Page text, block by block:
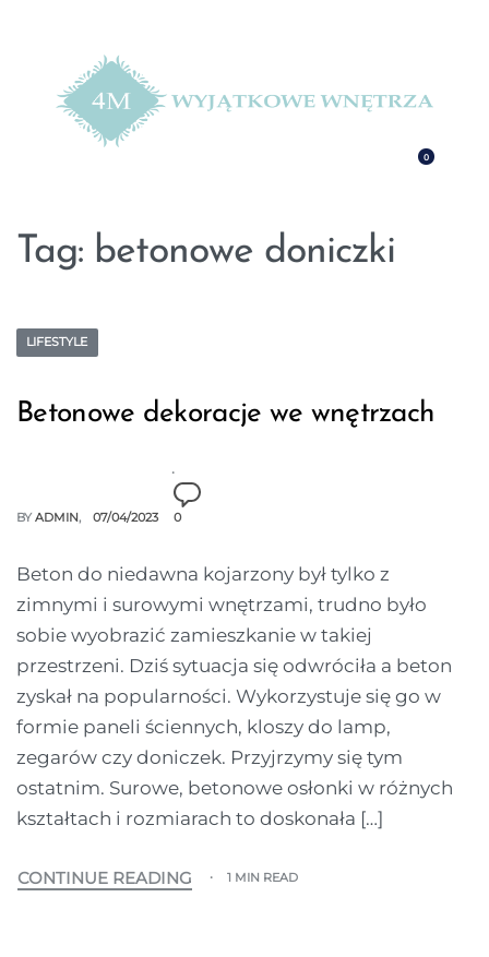
0
Tag: betonowe doniczki
LIFESTYLE
Betonowe dekoracje we wnętrzach
BYADMIN 07/04/2023 0
Beton do niedawna kojarzony był tylko z
zimnymi i surowymi wnętrzami, trudno było
sobie wyobrazić zamieszkanie w takiej
przestrzeni. Dziś sytuacja się odwróciła a beton
zyskał na popularności. Wykorzystuje się go w
formie paneli ściennych, kloszy do lamp,
zegarów czy doniczek. Przyjrzymy się tym
ostatnim. Surowe, betonowe osłonki w różnych
kształtach i rozmiarach to doskonała […]
CONTINUE READING 1 MIN READ